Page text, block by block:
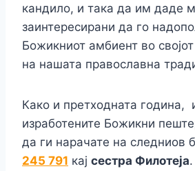
кандило, и така да им даде
заинтересирани да го
Божикниот амбиент во
на нашата православна
Како и претходната година,
изработените Божикни
да ги нарачате на следниов
245 791 кај сестра Филотеја